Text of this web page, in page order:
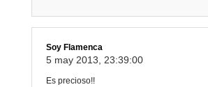
Soy Flamenca
5 may 2013, 23:39:00
Es precioso!!